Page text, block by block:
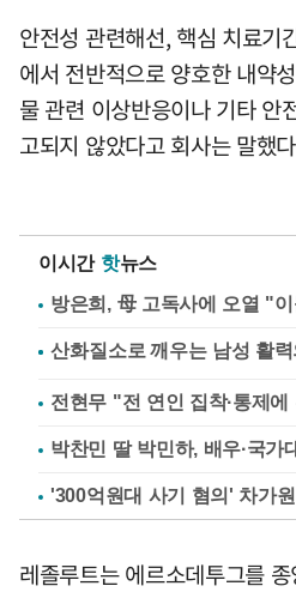
안전성 관련해선, 핵심 치료기
에서 전반적으로 양호한 내약
물 관련 이상반응이나 기타 안
고되지 않았다고 회사는 말했
이시간 핫뉴스
방은희, 母 고독사에 오열 "
전현무 "전 연인 집착·통제
박찬민 딸 박민하, 배우·국가
'300억원대 사기 혐의' 차가
레졸루트는 에르소데투그를